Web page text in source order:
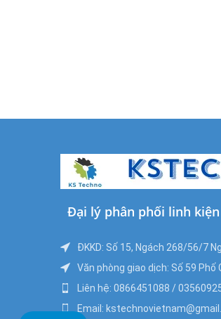
Đại lý phân phối linh
ĐKKD: Số 15, Ngách 268/56/7
Văn phòng giao dịch: Số 59 Phố
Liên hệ: 0866451088 /
Email: